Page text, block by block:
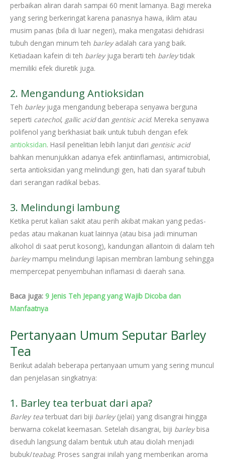
perbaikan aliran darah sampai 60 menit lamanya. Bagi mereka
yang sering berkeringat karena panasnya hawa, iklim atau
musim panas (bila di luar negeri), maka mengatasi dehidrasi
tubuh dengan minum teh barleyadalah cara yang baik.
Ketiadaan kafein di teh barleyjuga berarti teh barleytidak
memiliki efek diuretik juga.
2. Mengandung Antioksidan
Teh barleyjuga mengandung beberapa senyawa berguna
seperti catechol, gallic aciddan gentisic acid. Mereka senyawa
polifenol yang berkhasiat baik untuk tubuh dengan efek
antioksidan. Hasil penelitian lebih lanjut dari gentisic acid
bahkan menunjukkan adanya efek antiinflamasi, antimicrobial,
serta antioksidan yang melindungi gen, hati dan syaraf tubuh
dari serangan radikal bebas.
3. Melindungi lambung
Ketika perut kalian sakit atau perih akibat makan yang pedas-
pedas atau makanan kuat lainnya (atau bisa jadi minuman
alkohol di saat perut kosong), kandungan allantoin di dalam teh
barleymampu melindungi lapisan membran lambung sehingga
mempercepat penyembuhan inflamasi di daerah sana.
Baca juga: 9 Jenis Teh Jepang yang Wajib Dicoba dan
Manfaatnya
Pertanyaan Umum Seputar Barley
Tea
Berikut adalah beberapa pertanyaan umum yang sering muncul
dan penjelasan singkatnya:
1. Barley tea terbuat dari apa?
Barley tea terbuat dari biji barley(jelai) yang disangrai hingga
berwarna cokelat keemasan. Setelah disangrai, biji barleybisa
diseduh langsung dalam bentuk utuh atau diolah menjadi
bubuk/teabag. Proses sangrai inilah yang memberikan aroma